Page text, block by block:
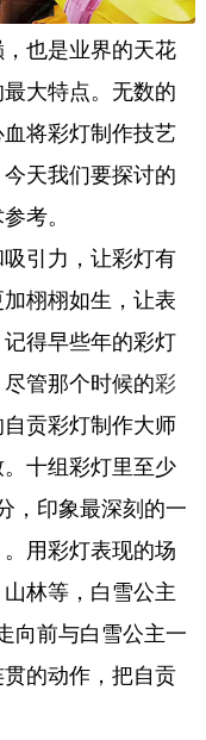
也是业界的天花
大特点。无数的
将彩灯制作技艺
天我们要探讨的
考。
引力，让彩灯有
栩栩如生，让表
得早些年的彩灯
管那个时候的彩
贡彩灯制作大师
十组彩灯里至少
，印象最深刻的一
用彩灯表现的场
林等，白雪公主
向前与白雪公主一
的动作，把自贡